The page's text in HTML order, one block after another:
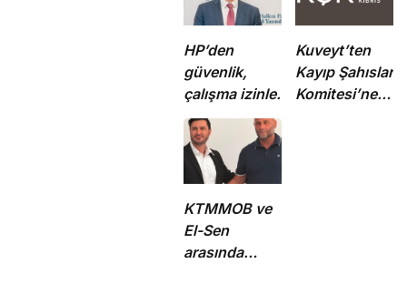
HP’den
güvenlik,
çalışma izinleri
ve yurttaşlık
uygulamalarına
ilişkin öneriler
Kuveyt’ten
Kayıp Şahıslar
Komitesi’ne
KTMMOB ve
El-Sen
arasında